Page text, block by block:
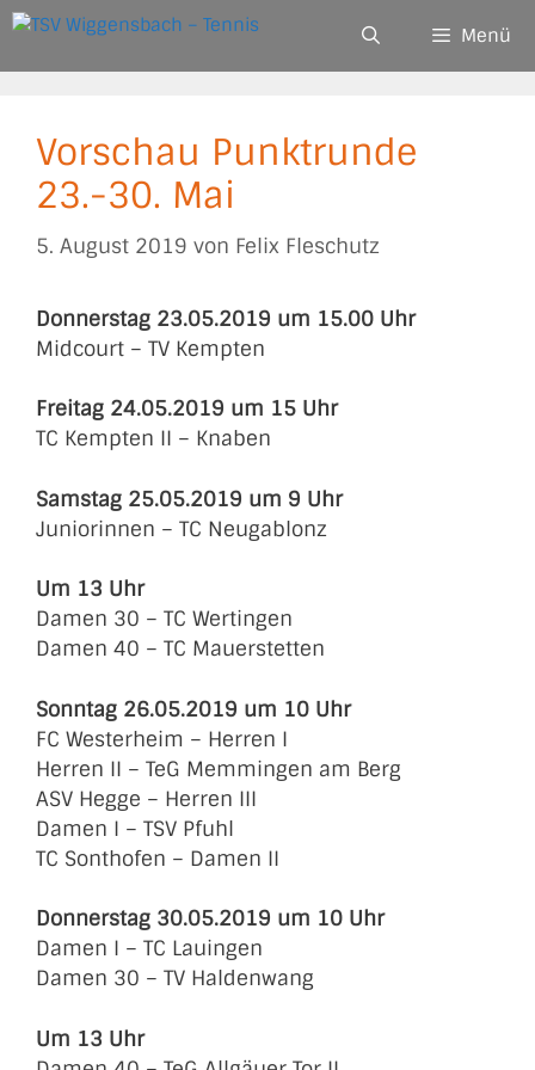
Zum
springen
Menü
Vorschau Punktrunde
23.-30. Mai
5. August 2019 von Felix Fleschutz
Donnerstag 23.05.2019 um 15.00 Uhr
Midcourt – TV Kempten
Freitag 24.05.2019 um 15 Uhr
TC Kempten II – Knaben
Samstag 25.05.2019 um 9 Uhr
Juniorinnen – TC Neugablonz
Um 13 Uhr
Damen 30 – TC Wertingen
Damen 40 – TC Mauerstetten
Sonntag 26.05.2019 um 10 Uhr
FC Westerheim – Herren I
Herren II – TeG Memmingen am Berg
ASV Hegge – Herren III
Damen I – TSV Pfuhl
TC Sonthofen – Damen II
Donnerstag 30.05.2019 um 10 Uhr
Damen I – TC Lauingen
Damen 30 – TV Haldenwang
Um 13 Uhr